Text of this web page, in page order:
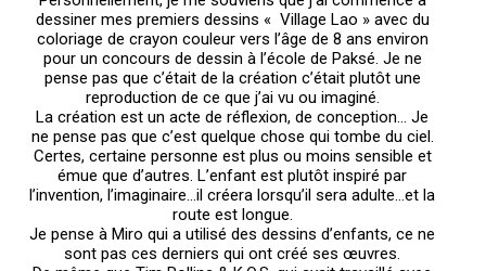
dessiner mes premiers dessins « Village Lao » avec du
coloriage de crayon couleur vers l’âge de 8 ans environ
pour un concours de dessin à l’école de Paksé. Je ne
pense pas que c’était de la création c’était plutôt une
reproduction de ce que j’ai vu ou imaginé.
La création est un acte de réflexion, de conception… Je
ne pense pas que c’est quelque chose qui tombe du ciel.
Certes, certaine personne est plus ou moins sensible et
émue que d’autres. L’enfant est plutôt inspiré par
l’invention, l’imaginaire…il créera lorsqu’il sera adulte...et la
route est longue.
Je pense à Miro qui a utilisé des dessins d’enfants, ce ne
sont pas ces derniers qui ont créé ses œuvres.